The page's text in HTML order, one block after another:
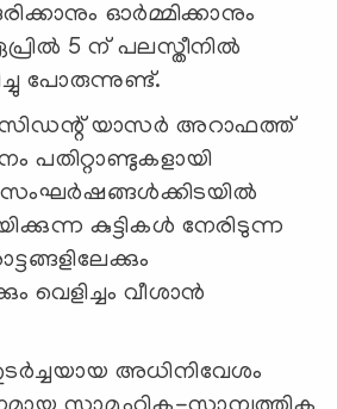
ഓർമ്മിക്കാനും
5 ന് പലസ്തീനിൽ
പോരുന്നുണ്ട്.
യാസർ അറാഫത്ത്
പതിറ്റാണ്ടുകളായി
സംഘർഷങ്ങൾക്കിടയിൽ
കുട്ടികൾ നേരിടുന്ന
വെളിച്ചം വീശാൻ
അധിനിവേശം